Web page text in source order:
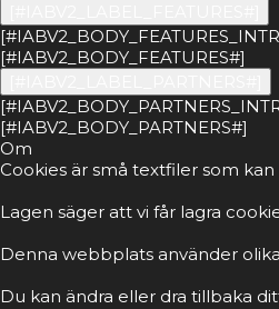
[#IABV2_BODY_FEATURES#]
[#IABV2_BODY_PARTNERS#]
Om
Cookies är små textfiler som
Lagen säger att vi får lagra
Denna webbplats använder
Du kan ändra eller dra tillbaka